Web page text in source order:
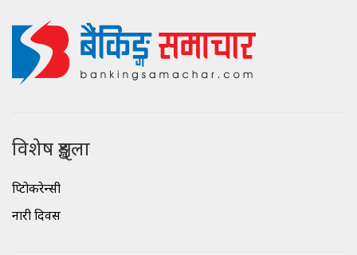
विशेष शृङ्खला
क्रिप्टोकरेन्सी
नारी दिवस